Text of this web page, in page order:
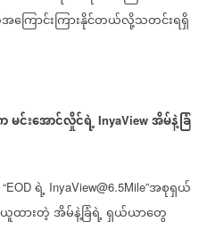
ောင်းကြားနိုင်တယ်လို့သတင်းရရှိ
မင်းအောင်လှိုင်ရဲ့ InyaView အိမ်နဲ့ခြံ
“EOD ရဲ့ InyaView@6.5Mile”အစုရှယ်
ထားတဲ့အိမ်နဲ့ခြံရဲ့ရှယ်ယာတွေ